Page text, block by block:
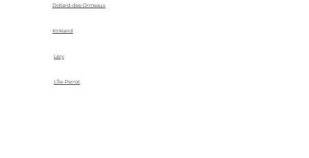
Dollard-des-Ormeaux
Kirkland
Léry
L'Île-Perrot